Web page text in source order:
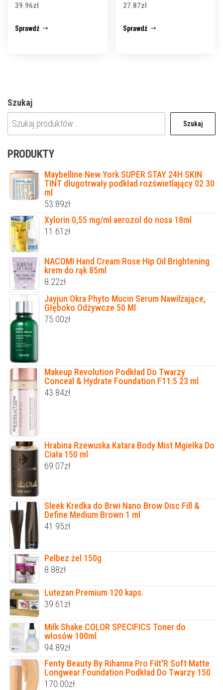
39.96zł
Sprawdź
27.87zł
Sprawdź
Szukaj
Szukaj
PRODUKTY
Maybelline New York SUPER STAY 24H SKIN
TINT długotrwały podkład rozświetlający 02 30
ml
53.89zł
Xylorin 0,55 mg/ml aerozol do nosa 18ml
11.61 zł
NACOMI Hand Cream Rose Hip Oil Brightening
krem do rąk 85ml
8.22zł
Jayjun Okra Phyto Mucin Serum Nawilżające,
Głęboko Odżywcze 50 Ml
75.00zł
Makeup Revolution Podkład Do Twarzy
Conceal & Hydrate Foundation F11.5 23 ml
43.84zł
Hrabina Rzewuska Katara Body Mist Mgiełka Do
Ciała 150 ml
69.07zł
Sleek Kredka do Brwi Nano Brow Disc Fill &
Define Medium Brown 1 ml
41.95zł
Pelbez żel 150g
8.88zł
Lutezan Premium 120 kaps.
39.61 zł
Milk Shake COLOR SPECIFICS Toner do
włosów 100ml
94.89zł
Fenty Beauty By Rihanna Pro Filt'R Soft Matte
Longwear Foundation Podkład Do Twarzy 150
170.00zł